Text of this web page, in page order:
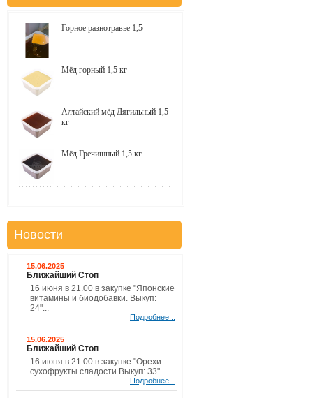
Горное разнотравье 1,5
Мёд горный 1,5 кг
Алтайский мёд Дягильный 1,5
кг
Мёд Гречишный 1,5 кг
Новости
15.06.2025
Ближайший Стоп
16 июня в 21.00 в закупке "Японские
витамины и биодобавки. Выкуп:
24"...
Подробнее...
15.06.2025
Ближайший Стоп
16 июня в 21.00 в закупке "Орехи
сухофрукты сладости Выкуп: 33"...
Подробнее...